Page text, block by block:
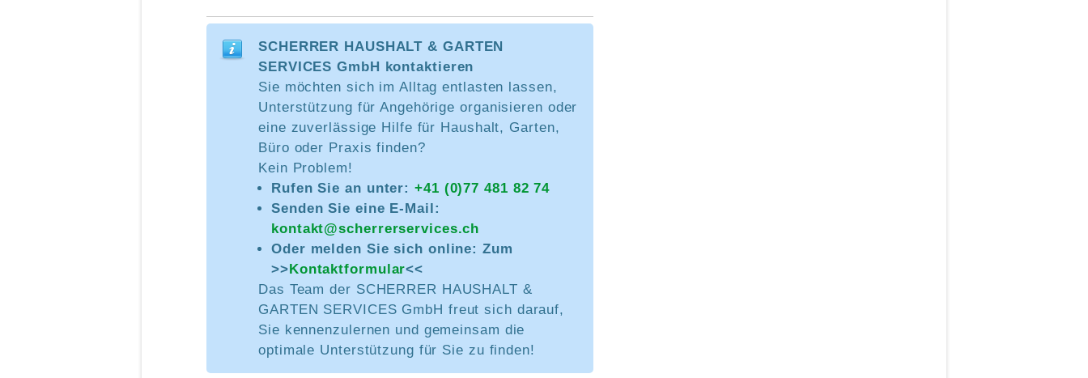
SCHERRER HAUSHALT & GARTEN
SERVICES GmbH kontaktieren
Sie möchten sich im Alltag entlasten lassen,
Unterstützung für Angehörige organisieren oder
eine zuverlässige Hilfe für Haushalt, Garten,
Büro oder Praxis finden?
Kein Problem!
Rufen Sie an unter: +41 (0)77 481 82 74
Senden Sie eine E-Mail:
kontakt@scherrerservices.ch
Oder melden Sie sich online: Zum
>>Kontaktformular<<
Das Team der SCHERRER HAUSHALT &
GARTEN SERVICES GmbH freut sich darauf,
Sie kennenzulernen und gemeinsam die
optimale Unterstützung für Sie zu finden!